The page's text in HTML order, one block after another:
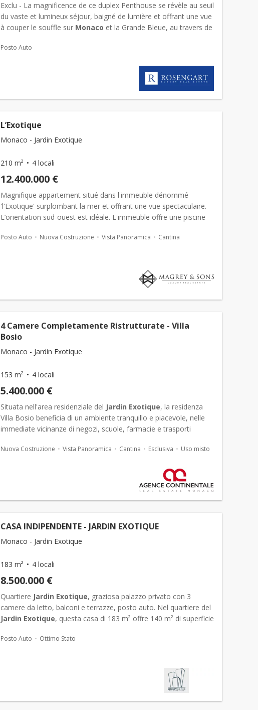
Exclu - La magnificence de ce duplex Penthouse se révèle au seuil
du vaste et lumineux séjour, baigné de lumière et offrant une vue
à couper le souffle sur Monaco et la Grande Bleue, au travers de
Posto Auto
L’Exotique
Monaco - Jardin Exotique
210 m² 4 locali
12.400.000 €
Magnifique appartement situé dans l'immeuble dénommé
'l'Exotique' surplombant la mer et offrant une vue spectaculaire.
L’orientation sud-ouest est idéale. L'immeuble offre une piscine
Posto Auto Nuova Costruzione Vista Panoramica Cantina
4 Camere Completamente Ristrutturate - Villa
Bosio
Monaco - Jardin Exotique
153 m² 4 locali
5.400.000 €
Situata nell'area residenziale del Jardin Exotique, la residenza
Villa Bosio beneficia di un ambiente tranquillo e piacevole, nelle
immediate vicinanze di negozi, scuole, farmacie e trasporti
Nuova Costruzione Vista Panoramica Cantina Esclusiva Uso misto
CASA INDIPENDENTE - JARDIN EXOTIQUE
Monaco - Jardin Exotique
183 m² 4 locali
8.500.000 €
Quartiere Jardin Exotique, graziosa palazzo privato con 3
camere da letto, balconi e terrazze, posto auto. Nel quartiere del
Jardin Exotique, questa casa di 183 m² offre 140 m² di superficie
Posto Auto Ottimo Stato